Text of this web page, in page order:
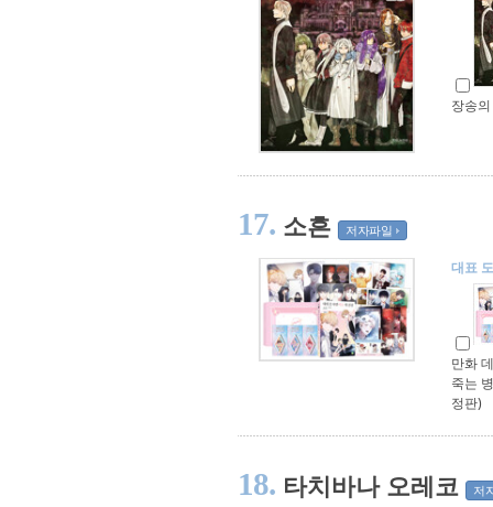
장송
17. 소흔 저자파일
대표
만화
죽는
정판)
18. 타치바나 오레코 저